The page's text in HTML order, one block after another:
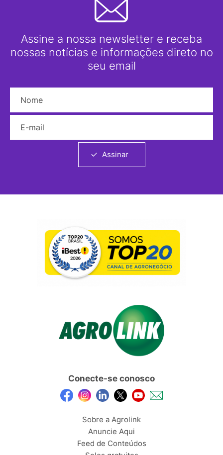
Assine a nossa newsletter e receba
nossas notícias e informações direto no
seu email
Assinar
Conecte-se conosco
Sobre a Agrolink
Anuncie Aqui
Feed de Conteúdos